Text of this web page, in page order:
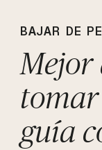
BAJAR DE
Mejor
guía